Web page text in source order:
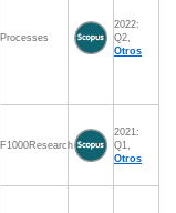
Processes
2022:
Q2,
Otros
F1000Research
2021:
Q1,
Otros